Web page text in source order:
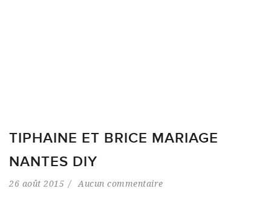
TIPHAINE ET BRICE MARIAGE
NANTES DIY
26 août 2015 Aucun commentaire